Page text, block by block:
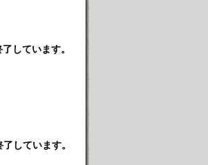
しています。
しています。